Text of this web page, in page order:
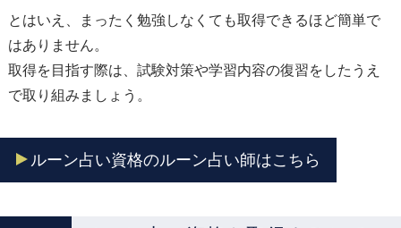
とはいえ、まったく勉強しなくても取得できるほど簡単で
はありません。
取得を目指す際は、試験対策や学習内容の復習をしたうえ
で取り組みましょう。
ルーン占い資格のルーン占い師はこちら